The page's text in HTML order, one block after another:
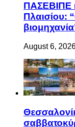
ΠΑΣΕΒΙΠΕ
Πλαισίου:
August 6,